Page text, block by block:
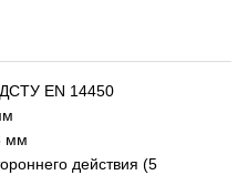
ДСТУ EN 14450
мм
действия (5